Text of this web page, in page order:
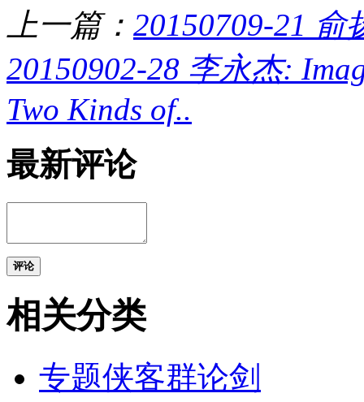
上一篇： 20150709-21
20150902-28 李永杰:
Two Kinds of..
最新评论
评论
相关分类
专题侠客群论剑